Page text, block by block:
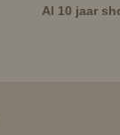
Al 10 jaar